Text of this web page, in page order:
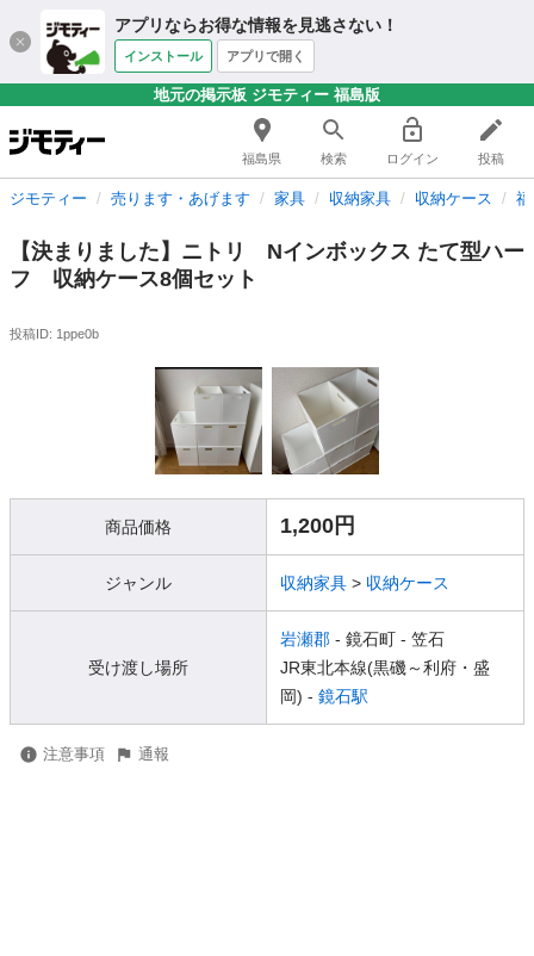
アプリならお得な情報を見逃さない！
インストール アプリで開く
地元の掲示板 ジモティー 福島版
福島県 検索 ログイン 投稿
ジモティー 売ります・あげます 家具 収納家具 収納ケース
【決まりました】ニトリ Nインボックス たて型ハー
フ 収納ケース8個セット
投稿ID: 1ppe0b
商品価格 1,200円
ジャンル 収納家具 > 収納ケース
受け渡し場所
岩瀬郡 - 鏡石町 - 笠石
JR東北本線(黒磯～利府・盛
岡) - 鏡石駅
注意事項 通報